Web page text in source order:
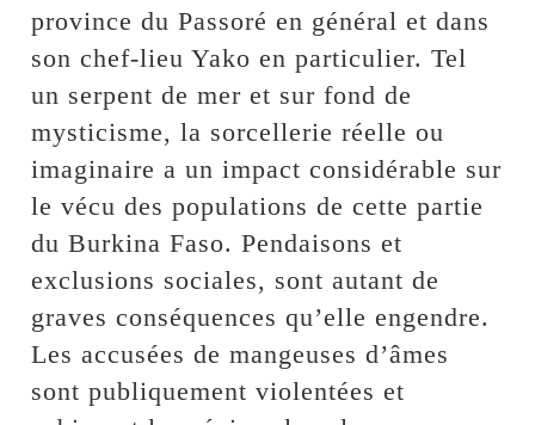
province du Passoré en général et dans
son chef-lieu Yako en particulier. Tel
un serpent de mer et sur fond de
mysticisme, la sorcellerie réelle ou
imaginaire a un impact considérable sur
le vécu des populations de cette partie
du Burkina Faso. Pendaisons et
exclusions sociales, sont autant de
graves conséquences qu’elle engendre.
Les accusées de mangeuses d’âmes
sont publiquement violentées et